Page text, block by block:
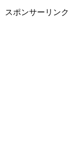
スポンサーリンク